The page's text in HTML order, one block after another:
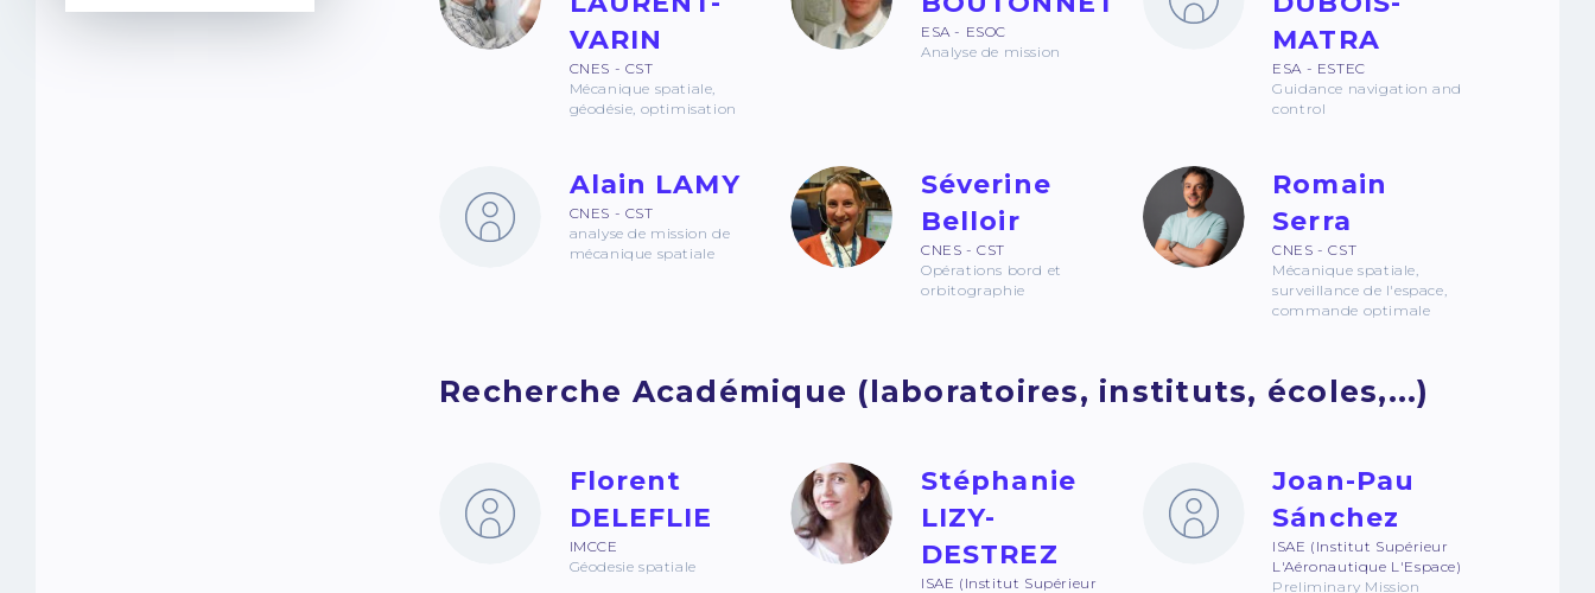
VARIN
CNES - CST
Mécanique spatiale,
géodésie, optimisation
ESA - ESOC
Analyse de mission
MATRA
ESA - ESTEC
Guidance navigation and
control
Alain LAMY
CNES - CST
analyse de mission de
mécanique spatiale
Séverine
Belloir
CNES - CST
Opérations bord et
orbitographie
Romain
Serra
CNES - CST
Mécanique spatiale,
surveillance de l'espace,
commande optimale
Recherche Académique (laboratoires, instituts, écoles,...)
Florent
DELEFLIE
IMCCE
Géodesie spatiale
Stéphanie
LIZY-
DESTREZ
ISAE (Institut Supérieur
Joan-Pau
Sánchez
ISAE (Institut Supérieur
L'Aéronautique L'Espace)
Preliminary Mission